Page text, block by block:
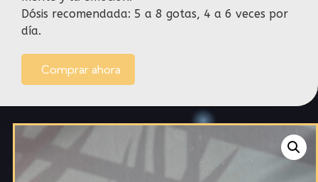
Dósis recomendada: 5 a 8 gotas, 4 a 6 veces por
día.
Comprar ahora